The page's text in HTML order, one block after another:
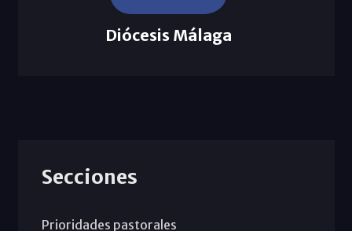
Diócesis Málaga
Secciones
Prioridades pastorales